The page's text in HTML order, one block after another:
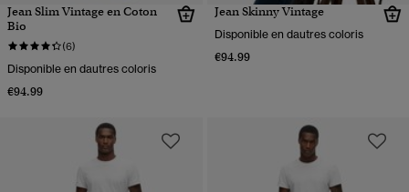
Jean Slim Vintage en Coton
Bio
(6)
Disponible en dautres coloris
€94.99
Jean Skinny Vintage
Disponible en dautres coloris
€94.99